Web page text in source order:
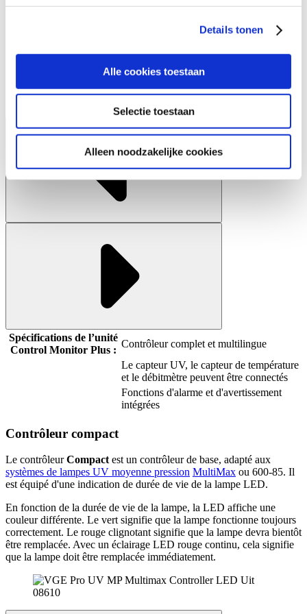
en om ons websiteverkeer te analyseren. Ook delen we
informatie die u aan ze heeft verstrekt of die ze hebben
verzameld op basis van uw gebruik van hun services.
Details tonen
Alle cookies toestaan
Selectie toestaan
Alleen noodzakelijke cookies
Spécifications de l’unité
Control Monitor Plus :
Contrôleur complet et multilingue
Le capteur UV, le capteur de température
et le débitmètre peuvent être connectés
Fonctions d'alarme et d'avertissement
intégrées
Contrôleur compact
Le contrôleurCompact est un contrôleur de base, adapté aux
systèmes de lampes UV moyenne pression MultiMax ou 600-85. Il
est équipé d'une indication de durée de vie de la lampe LED.
En fonction de la durée de vie de la lampe, la LED affiche une
couleur différente. Le vert signifie que la lampe fonctionne toujours
correctement. Le rouge clignotant signifie que la lampe devra bientôt
être remplacée. Avec un éclairage LED rouge continu, cela signifie
que la lampe doit être remplacée immédiatement.